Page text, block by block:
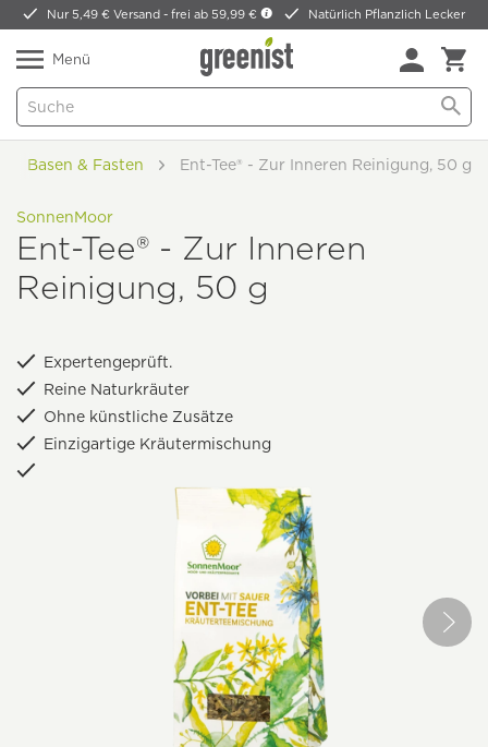
Nur 5,49 € Versand -frei ab 59,99 € Natürlich Pflanzlich Lecker
Menü
Basen & Fasten Ent-Tee® - Zur Inneren Reinigung, 50 g
SonnenMoor
Ent-Tee® - Zur Inneren
Reinigung, 50 g
Expertengeprüft.
Reine Naturkräuter
Ohne künstliche Zusätze
Einzigartige Kräutermischung